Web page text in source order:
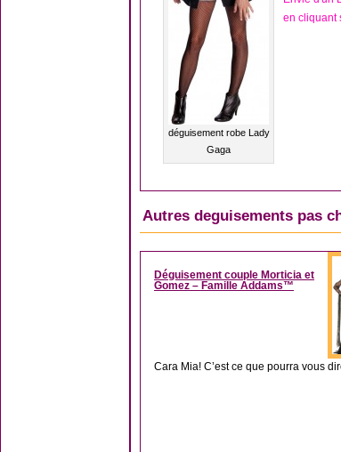
déguisement robe Lady
Gaga
en cliquant
Autres deguisements pas
Déguisement couple Morticia et
Gomez – Famille Addams™
Cara Mia! C’est ce que pourra vous